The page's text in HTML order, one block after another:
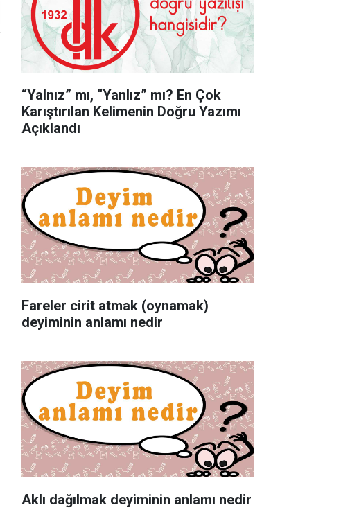
“Yalnız” mı, “Yanlız” mı? En Çok
Karıştırılan Kelimenin Doğru Yazımı
Açıklandı
Fareler cirit atmak (oynamak)
deyiminin anlamı nedir
Aklı dağılmak deyiminin anlamı nedir